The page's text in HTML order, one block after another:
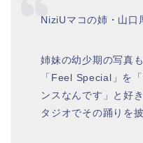
NiziUマコの姉・山口
姉妹の幼少期の写真
「Feel Special」を
ンスなんです」と好
タジオでその踊りを